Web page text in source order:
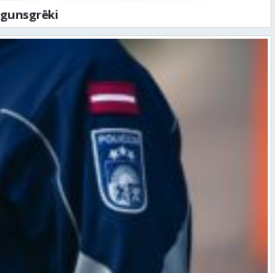
12 ceļu satiksmes negadījumi